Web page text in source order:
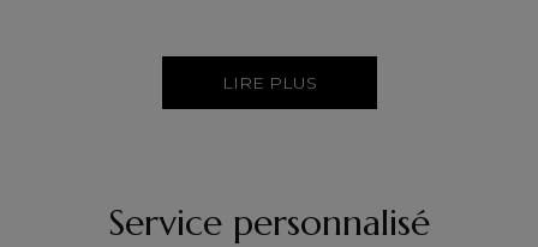
LIRE PLUS
Service personnalisé